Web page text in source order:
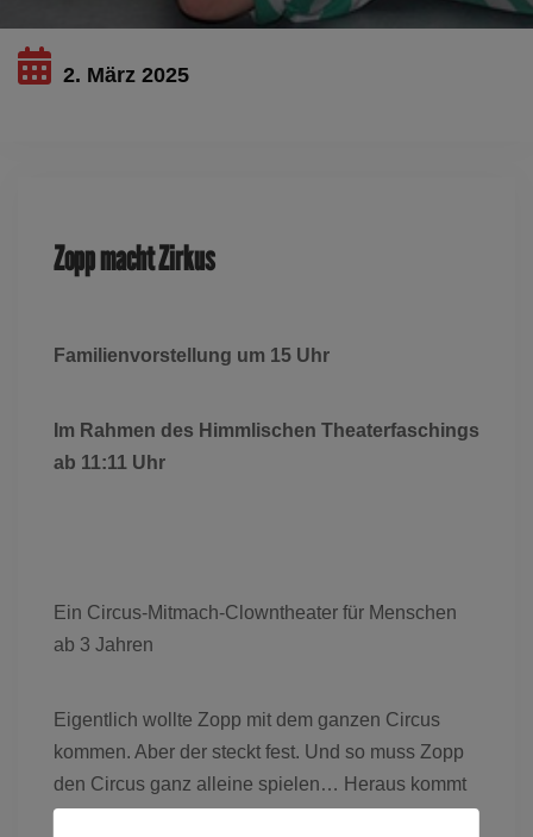
2. März 2025
Zopp macht Zirkus
Familienvorstellung um 15 Uhr
Im Rahmen des Himmlischen Theaterfaschings
ab 11:11 Uhr
Ein Circus-Mitmach-Clowntheater für Menschen
ab 3 Jahren
Eigentlich wollte Zopp mit dem ganzen Circus
kommen. Aber der steckt fest. Und so muss Zopp
den Circus ganz alleine spielen… Heraus kommt
ein Kinder-Mitmach-Circus-Clowntheater, das die